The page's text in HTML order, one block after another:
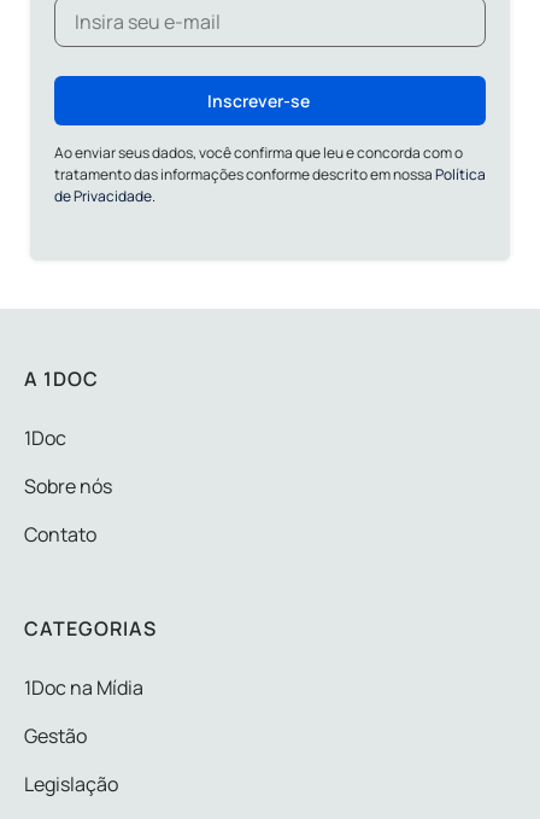
Inscrever-se
Ao enviar seus dados, você confirma que leu e concorda com o
tratamento das informações conforme descrito em nossaPolítica
de Privacidade.
A 1DOC
1Doc
Sobre nós
Contato
CATEGORIAS
1Doc na Mídia
Gestão
Legislação